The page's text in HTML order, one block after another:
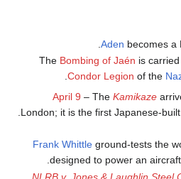
Aden becomes a
.
The Bombing of Jaén is
Condor Legion of the
.
April 9 – The Kamikaze
London; it is the first Japanese-
Frank Whittle ground-tests the
designed to power an
.
NLRB v. Jones & Laughlin Steel